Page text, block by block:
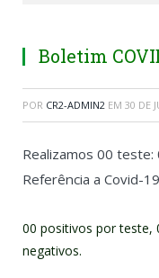
Boletim
POR CR2-ADMIN2 EM 30 DE
Realizamos 00
Referência a Covid-
00 positivos por teste,
negativos.